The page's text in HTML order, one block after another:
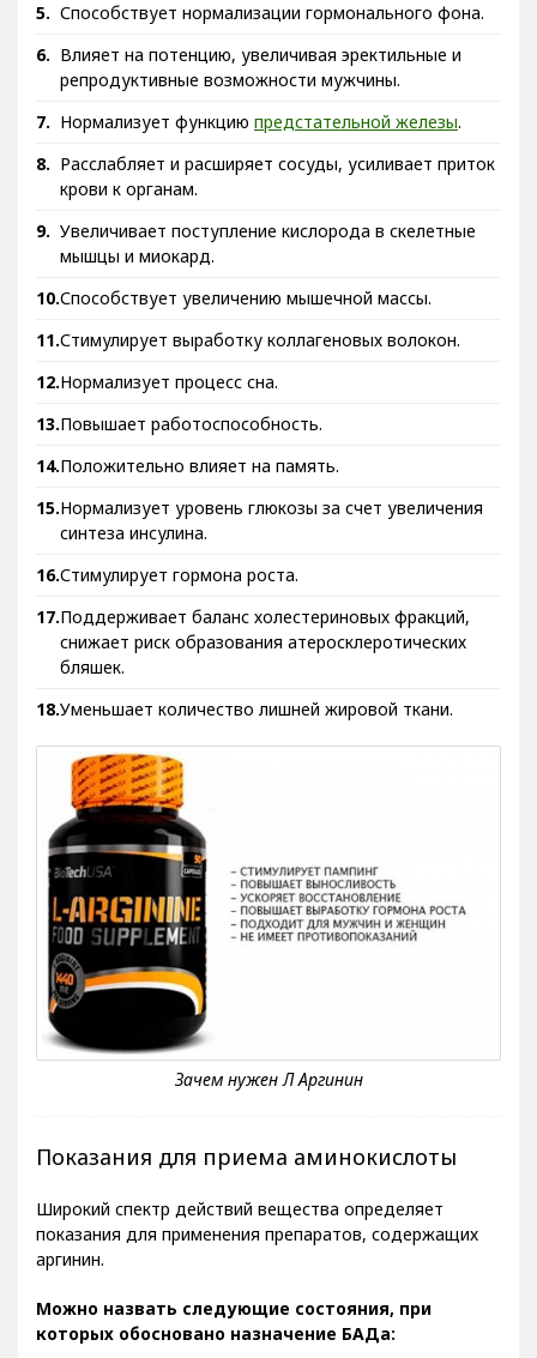
Способствует нормализации гормонального фона.
Влияет на потенцию, увеличивая эректильные и
репродуктивные возможности мужчины.
Нормализует функцию предстательной железы.
Расслабляет и расширяет сосуды, усиливает приток
крови к органам.
Увеличивает поступление кислорода в скелетные
мышцы и миокард.
Способствует увеличению мышечной массы.
Стимулирует выработку коллагеновых волокон.
Нормализует процесс сна.
Повышает работоспособность.
Положительно влияет на память.
Нормализует уровень глюкозы за счет увеличения
синтеза инсулина.
Стимулирует гормона роста.
Поддерживает баланс холестериновых фракций,
снижает риск образования атеросклеротических
бляшек.
Уменьшает количество лишней жировой ткани.
Показания для приема аминокислоты
Широкий спектр действий вещества определяет
показания для применения препаратов, содержащих
аргинин.
Можно назвать следующие состояния, при
которых обосновано назначение БАДа: